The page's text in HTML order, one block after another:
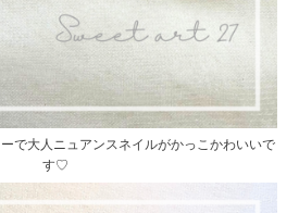
で大人ニュアンスネイルがかっこかわいいで
す♡